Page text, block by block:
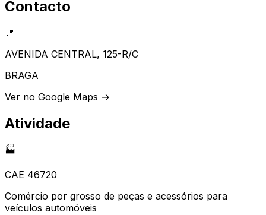
Contacto
📍
AVENIDA CENTRAL, 125-R/C
BRAGA
Ver no Google Maps →
Atividade
🏭
CAE 46720
Comércio por grosso de peças e acessórios para
veículos automóveis